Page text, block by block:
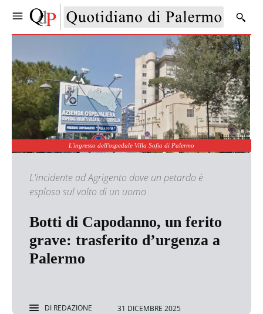
L'ingresso dell'ospedale Villa Sofia di Palermo
L'incidente ad Agrigento dove un petardo è
esploso sul volto di un uomo
Botti di Capodanno, un ferito
grave: trasferito d’urgenza a
Palermo
DI REDAZIONE 31 DICEMBRE 2025